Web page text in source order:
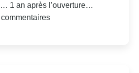
1 an après l’ouverture…